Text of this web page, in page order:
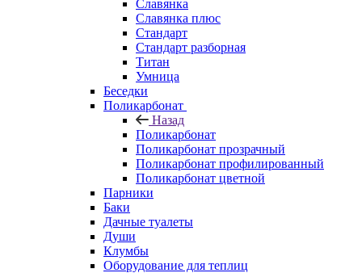
Славянка
Славянка плюс
Стандарт
Стандарт разборная
Титан
Умница
Беседки
Поликарбонат
Назад
Поликарбонат
Поликарбонат прозрачный
Поликарбонат профилированный
Поликарбонат цветной
Парники
Баки
Дачные туалеты
Души
Клумбы
Оборудование для теплиц